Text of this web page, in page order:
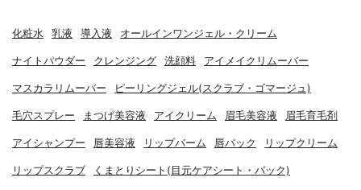
化粧水 乳液 導入液 オールインワンジェル・クリーム
ナイトパウダー クレンジング 洗顔料 アイメイクリムーバー
マスカラリムーバー ピーリングジェル(スクラブ・ゴマージュ)
毛穴スプレー まつげ美容液 アイクリーム 眉毛美容液 眉毛育毛剤
アイシャンプー 唇美容液 リップバーム 唇パック リップクリーム
リップスクラブ くまとりシート(目元ケアシート・パック)